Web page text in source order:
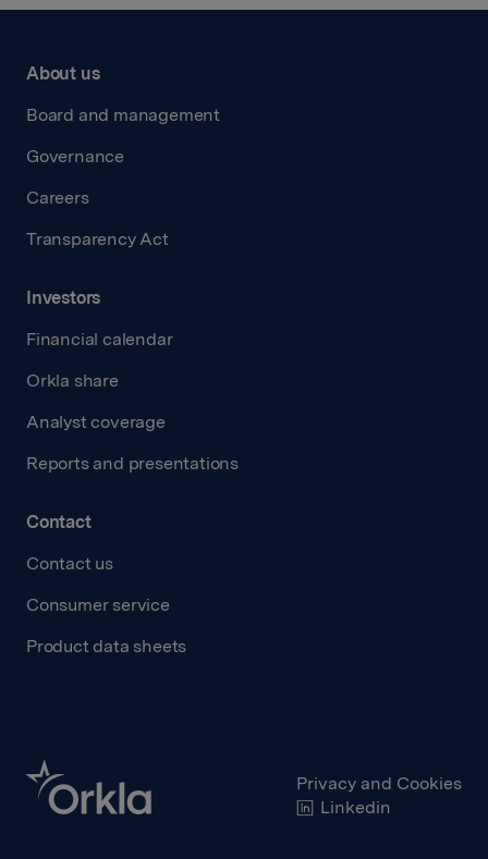
About us
Board and management
Governance
Careers
Transparency Act
Investors
Financial calendar
Orkla share
Analyst coverage
Reports and presentations
Contact
Contact us
Consumer service
Product data sheets
Privacy and Cookies
Linkedin